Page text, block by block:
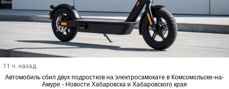
11 ч. назад
Автомобиль сбил двух подростков на электросамокате в Комсомольске-на-
Амуре - Новости Хабаровска и Хабаровского края